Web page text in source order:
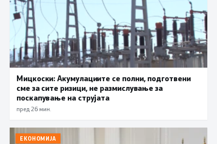
Мицкоски: Акумулациите се полни, подготвени
сме за сите ризици, не размислување за
поскапување на струјата
пред 26 мин.
ЕКОНОМИЈА